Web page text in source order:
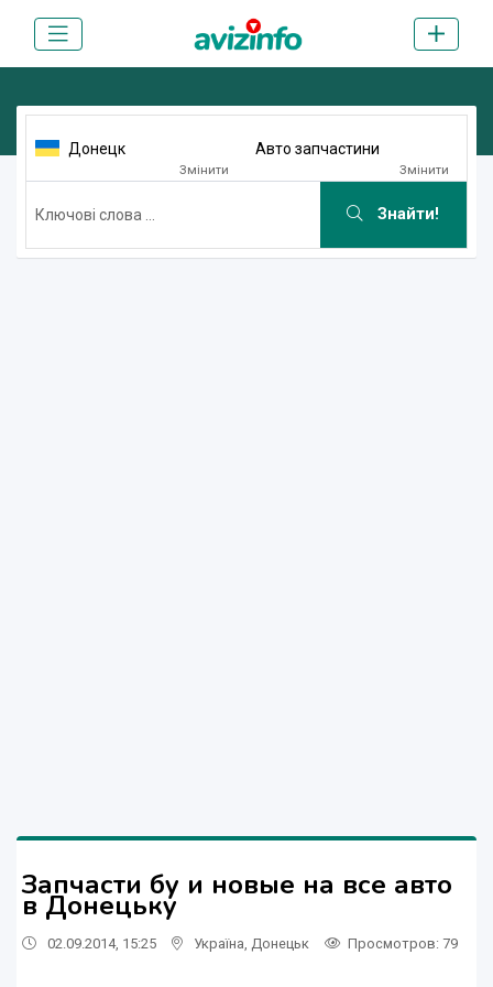
Донецк
Змінити
Авто запчастини
Змінити
Знайти!
Запчасти бу и новые на все авто
в Донецьку
02.09.2014, 15:25 Україна Донецьк Просмотров: 79